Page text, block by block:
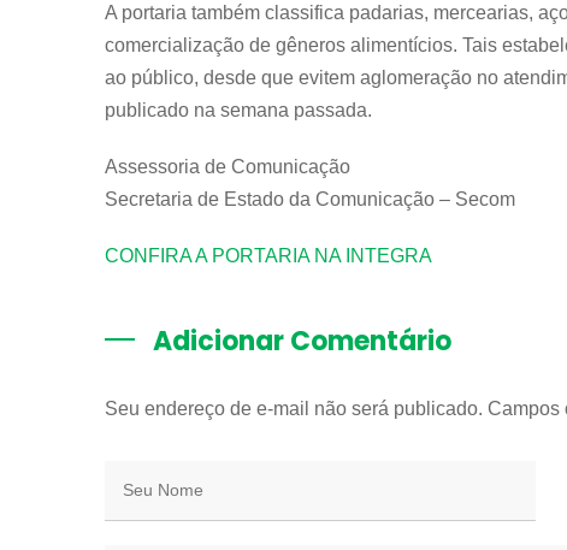
A portaria também classifica padarias, mercearias,
comercialização de gêneros alimentícios. Tais
ao público, desde que evitem aglomeração no
publicado na semana passada.
Assessoria de Comunicação
Secretaria de Estado da Comunicação – Secom
CONFIRA A PORTARIA NA INTEGRA
Adicionar Comentário
Seu endereço de e-mail não será publicado.